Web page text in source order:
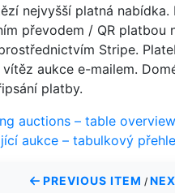
nejvyšší platná nabídka.
převodem / QR platbou
Stripe.
aukce e-mailem.
platby.
auctions – table overview
aukce – tabulkový
PREVIOUS ITEM /